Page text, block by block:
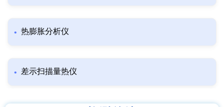
热膨胀分析仪
差示扫描量热仪